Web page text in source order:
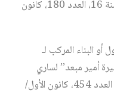
: السنة 16، العدد 180، كانون
البناء المركب لـ
أمير مبعد” لساري
: السنة 39، العدد 454، كانون الأول/